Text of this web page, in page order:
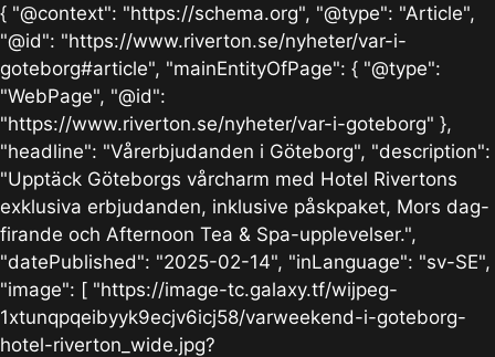
{ "@context": "https://schema.org", "@type": "Article",
"@id": "https://www.riverton.se/nyheter/var-i-
goteborg#article", "mainEntityOfPage": { "@type":
"WebPage", "@id":
"https://www.riverton.se/nyheter/var-i-goteborg" },
"headline": "Vårerbjudanden i Göteborg", "description":
"Upptäck Göteborgs vårcharm med Hotel Rivertons
exklusiva erbjudanden, inklusive påskpaket, Mors dag-
firande och Afternoon Tea & Spa-upplevelser.",
"datePublished": "2025-02-14", "inLanguage": "sv-SE",
"image": [ "https://image-tc.galaxy.tf/wijpeg-
1xtunqpqeibyyk9ecjv6icj58/varweekend-i-goteborg-
hotel-riverton_wide.jpg?